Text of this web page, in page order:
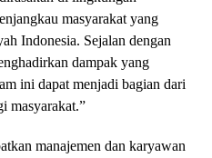
masyarakat yang
Indonesia. Sejalan dengan
dampak yang
ini dapat menjadi bagian dari
masyarakat.”
manajemen dan karyawan